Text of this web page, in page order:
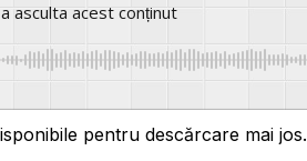
asculta acest conținut
pentru descărcare mai jos.